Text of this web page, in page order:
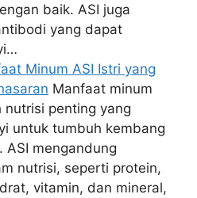
baik. ASI juga
yang dapat
Minum ASI Istri yang
Manfaat minum
nutrisi penting yang
untuk tumbuh kembang
ASI mengandung
nutrisi, seperti protein,
vitamin, dan mineral,